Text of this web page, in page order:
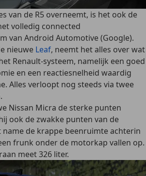
van de R5 overneemt, is het ook de
volledig connected
van Android Automotive (Google).
nieuwe Leaf, neemt het alles over wat
Renault-systeem, namelijk een goed
en een reactiesnelheid waardig
Alles verloopt nog steeds via twee
Nissan Micra de sterke punten
ook de zwakke punten van de
name de krappe beenruimte achterin
frunk onder de motorkap vallen op.
meet 326 liter.